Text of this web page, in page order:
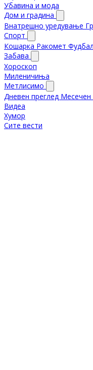
Убавина и мода
Дом и градина
Внатрешно уредување
Спорт
Кошарка Ракомет Фудбал
Забава
Хороскоп
Миленичиња
Метлисимо
Дневен преглед Месечен
Видеа
Хумор
Сите вести